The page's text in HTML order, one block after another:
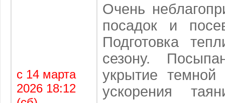
с 14 марта
2026 18:12
Очень
посадок и
Подготовка
сезону.
укрытие
ускорения